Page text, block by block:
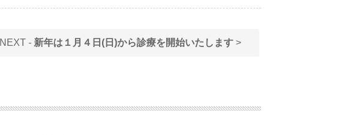
NEXT - 新年は１月４日(日)から診療を開始いたします >